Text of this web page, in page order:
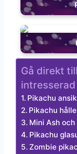
Gå direkt
Pikachu
Pikachu
Mini Ash
Pikachu
Zombie